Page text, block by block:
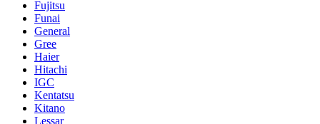
Fujitsu
Funai
General
Gree
Haier
Hitachi
IGC
Kentatsu
Kitano
Lessar